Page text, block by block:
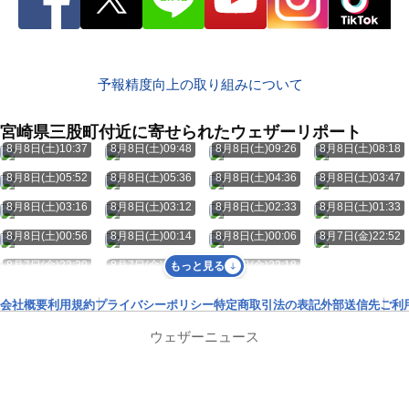
予報精度向上の取り組みについて
宮崎県三股町付近に寄せられたウェザーリポート
8月8日(土)10:37 8月8日(土)09:48 8月8日(土)09:26 8月8日(土)08:18
8月8日(土)05:52 8月8日(土)05:36 8月8日(土)04:36 8月8日(土)03:47
8月8日(土)03:16 8月8日(土)03:12 8月8日(土)02:33 8月8日(土)01:33
8月8日(土)00:56 8月8日(土)00:14 8月8日(土)00:06 8月7日(金)22:52
8月7日(金)22:39 8月7日(金)22:30 8月7日(金)22:18
もっと見る
会社概要利用規約プライバシーポリシー特定商取引法の表記外部送信先ご利
ウェザーニュース